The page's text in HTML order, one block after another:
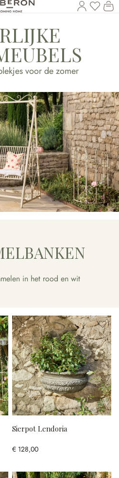
U
voor de zomer
in het rood en wit
Sierpot Lendoria
€ 128,00